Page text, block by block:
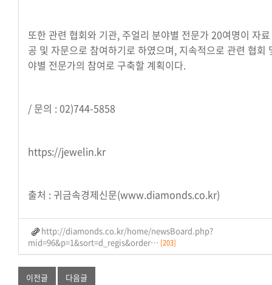
또한 관련 협회와 기관, 주얼리 분야별 전문가 20여명이 자
공 및 자문으로 참여하기로 하였으며, 지속적으로 관련 협회
야별 전문가의 참여로 구축할 계획이다.
/ 문의 : 02)744-5858
https://jewelin.kr
출처 : 귀금속경제신문(www.diamonds.co.kr)
http://diamonds.co.kr/home/newsBoard.php?
mid=96&p=1&sort=d_regis&order… [203]
이전글 다음글